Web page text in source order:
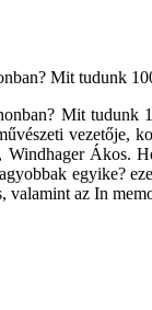
Mit tudunk
Mit
vezetője,
Ákos.
egyike?
valamint az In